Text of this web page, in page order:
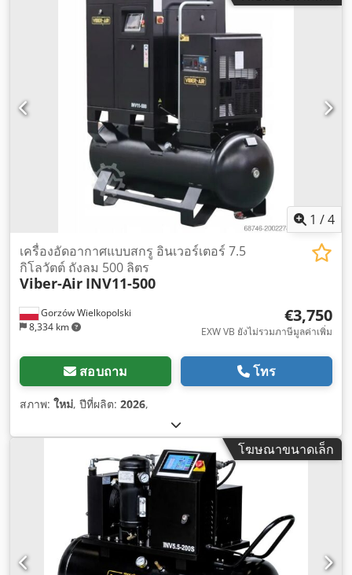
1 /4
Gorzów Wielkopolski
8,334 km
เครื่องอัดอากาศแบบสกรู อินเวอร์เตอร์ 7.5
กิโลวัตต์ ถังลม 500 ลิตร
Viber-Air INV11-500
€3,750
EXW VB ยังไม่รวมภาษีมูลค่าเพิ่ม
สอบถาม โทร
สภาพ: ใหม่, ปีที่ผลิต: 2026,
โฆษณาขนาดเล็ก